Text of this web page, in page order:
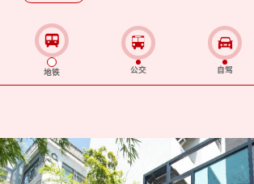
地铁 公交 自驾